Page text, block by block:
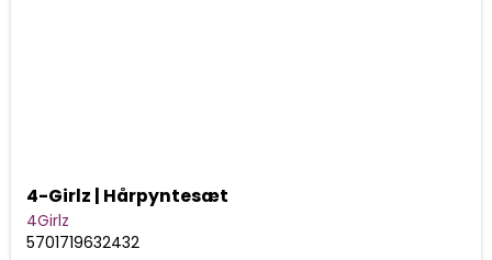
4-Girlz | Hårpyntesæt
4Girlz
5701719632432